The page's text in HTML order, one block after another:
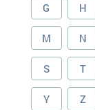
G H
M N
S T
Y Z